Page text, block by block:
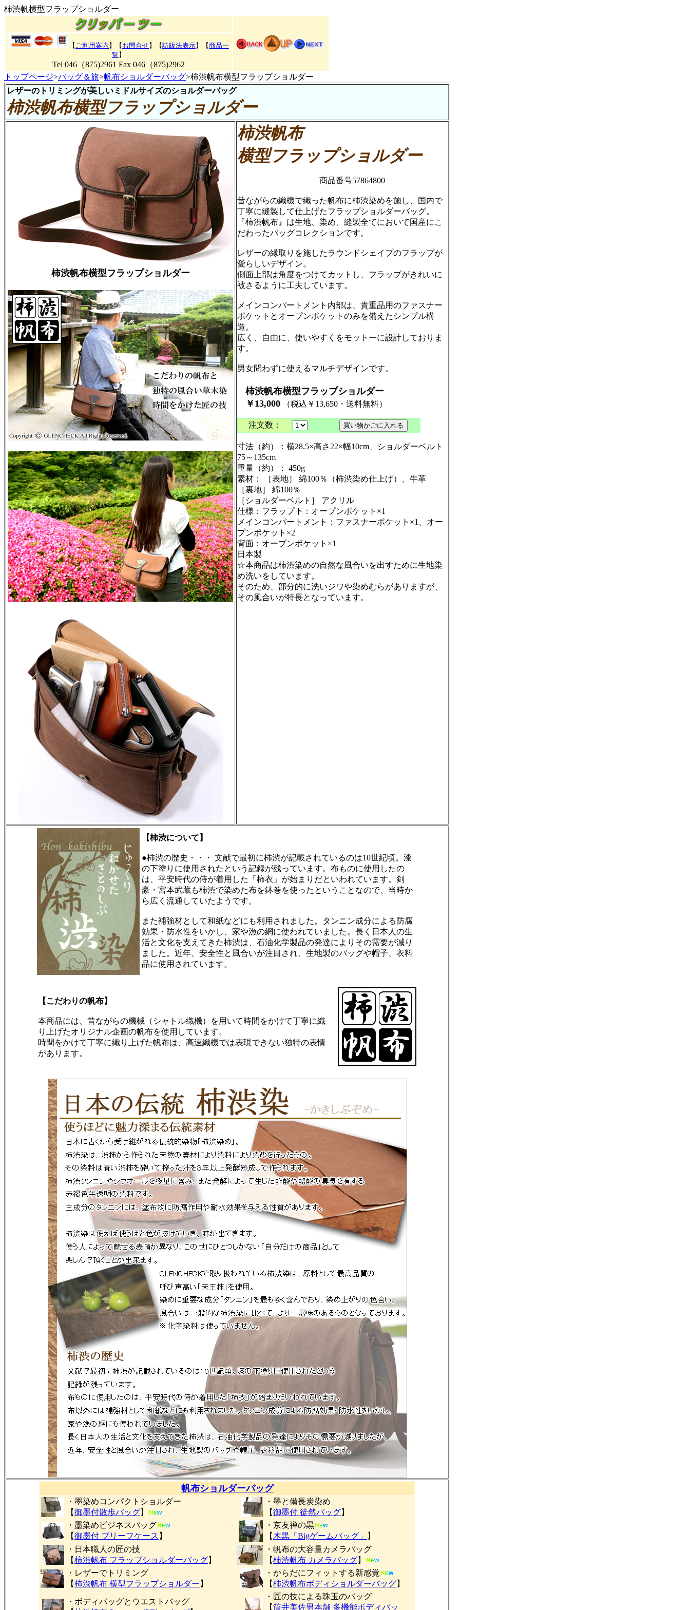
柿渋帆横型フラップショルダー
【 ご利用案内 】【 お問合せ】【訪販法表示】【商品一
覧 】
Tel 046（875)2961 Fax 046（875)2962
トップページ>バッグ＆旅>帆布ショルダーバッグ>柿渋帆布横型フラップショルダー
レザーのトリミングが美しいミドルサイズのショルダーバッグ
柿渋帆布横型フラップショルダー
柿渋帆布横型フラップショルダー
柿渋帆布
横型フラップショルダー
商品番号57864800
昔ながらの織機で織った帆布に柿渋染めを施し、国内で
丁寧に縫製して仕上げたフラップショルダーバッグ。
『柿渋帆布』は生地、染め、縫製全てにおいて国産にこ
だわったバッグコレクションです。
レザーの縁取りを施したラウンドシェイプのフラップが
愛らしいデザイン。
側面上部は角度をつけてカットし、フラップがきれいに
被さるように工夫しています。
メインコンパートメント内部は、貴重品用のファスナー
ポケットとオープンポケットのみを備えたシンプル構
造。
広く、自由に、使いやすくをモットーに設計しておりま
す。
男女問わずに使えるマルチデザインです。
柿渋帆布横型フラップショルダー
￥13,000 （税込￥13,650・送料無料）
注文数：
寸法（約）：横28.5×高さ22×幅10cm、ショルダーベルト
75～135cm
重量（約）： 450g
素材： ［表地］ 綿100％（柿渋染め仕上げ）、牛革
［裏地］ 綿100％
［ショルダーベルト］ アクリル
仕様：フラップ下：オープンポケット×1
メインコンパートメント：ファスナーポケット×1、オー
プンポケット×2
背面：オープンポケット×1
日本製
☆本商品は柿渋染めの自然な風合いを出すために生地染
め洗いをしています。
そのため、部分的に洗いジワや染めむらがありますが、
その風合いが特長となっています。
【柿渋について】
●柿渋の歴史・・・ 文献で最初に柿渋が記載されているのは10世紀頃。漆
の下塗りに使用されたという記録が残っています。布ものに使用したの
は、平安時代の侍が着用した「柿衣」が始まりだといわれています。剣
豪・宮本武蔵も柿渋で染めた布を鉢巻を使ったということなので、当時か
ら広く流通していたようです。
また補強材として和紙などにも利用されました。タンニン成分による防腐
効果・防水性をいかし、家や漁の網に使われていました。長く日本人の生
活と文化を支えてきた柿渋は、石油化学製品の発達によりその需要が減り
ました。近年、安全性と風合いが注目され、生地製のバッグや帽子、衣料
品に使用されています。
【こだわりの帆布】
本商品には、昔ながらの機械（シャトル織機）を用いて時間をかけて丁寧に織
り上げたオリジナル企画の帆布を使用しています。
時間をかけて丁寧に織り上げた帆布は、高速織機では表現できない独特の表情
があります。
帆布ショルダーバッグ
・墨染めコンパクトショルダー
【御墨付散歩バッグ】
・墨と備長炭染め
【御墨付 徒然バッグ】
・墨染めビジネスバッグ
【御墨付 ブリーフケース 】
・京友禅の黒
【 木黒「Bigゲームバッグ」
】
・日本職人の匠の技
【柿渋帆布 フラップショルダーバッグ】
・帆布の大容量カメラバッグ
【柿渋帆布 カメラバッグ】
・レザーでトリミング
【柿渋帆布 横型フラップショルダー 】
・からだにフィットする新感覚
【柿渋帆布ボディショルダーバッグ】
・ボディバッグとウエストバッグ
・匠の技による珠玉のバッグ
【筒井美佐男本舗 多機能ボディバッ